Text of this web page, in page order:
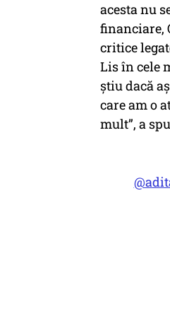
acesta nu
financiare,
critice
Lis în cele
știu dacă
care am o
mult”, a